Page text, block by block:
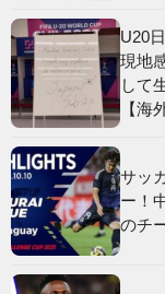
U20
現地
して
【海
サッ
ー！
のチ